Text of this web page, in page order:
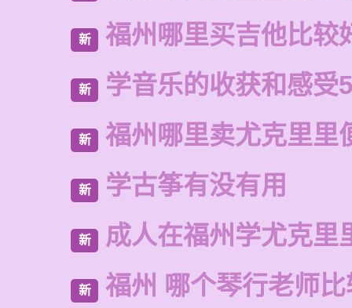
新 福州哪里买吉他比较
新 学音乐的收获和感受
新 福州哪里卖尤克里里
新 学古筝有没有用
新 成人在福州学尤克里
新 福州 哪个琴行老师